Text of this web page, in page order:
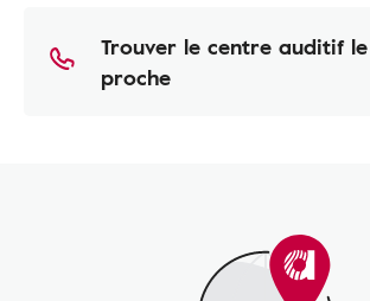
Trouver le centre auditif
proche